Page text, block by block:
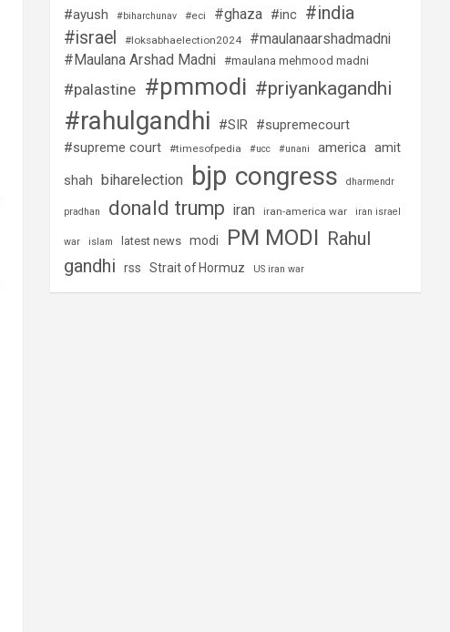
#ayush #biharchunav #eci #ghaza #inc #india
#israel #loksabhaelection2024
#maulanaarshadmadni
#Maulana Arshad Madni
#maulana mehmood madni
#palastine #pmmodi #priyankagandhi
#rahulgandhi #SIR
#supremecourt
#supreme court
#timesofpedia #ucc #unani america amit
shah biharelection bjp congress dharmendr
pradhan donald trump iran iran-america war iran israel
war islam latest news modi PM MODI Rahul
gandhi
rss Strait of Hormuz US iran war